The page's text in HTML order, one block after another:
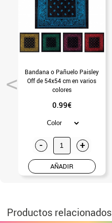
Bandana o Pañuelo Paisley
Off de 54x54 cm en varios
colores
0.99€
- +
AÑADIR
Productos relacionados